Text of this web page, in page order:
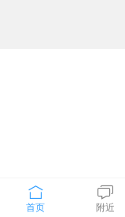
首页 附近